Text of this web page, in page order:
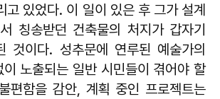
고 있었다. 이 일이 있은 후 그가 설계
칭송받던 건축물의 처지가 갑자기
것이다. 성추문에 연루된 예술가의
이 노출되는 일반 시민들이 겪어야 할
편함을 감안, 계획 중인 프로젝트는